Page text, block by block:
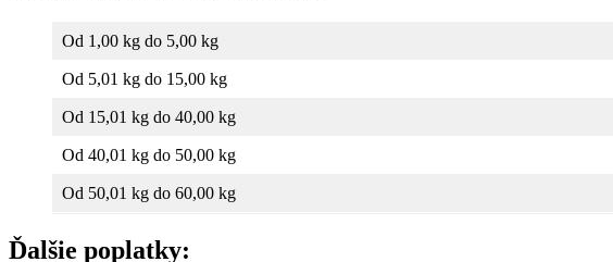
Od 1,00 kg do 5,00 kg
Od 5,01 kg do 15,00 kg
Od 15,01 kg do 40,00 kg
Od 40,01 kg do 50,00 kg
Od 50,01 kg do 60,00 kg
Ďalšie poplatky: